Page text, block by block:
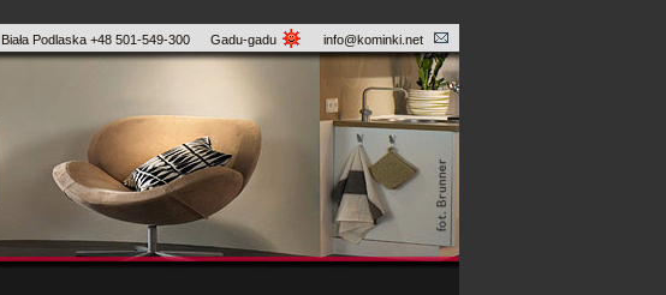
Biała Podlaska +48 501-549-300 Gadu-gadu info@kominki.net